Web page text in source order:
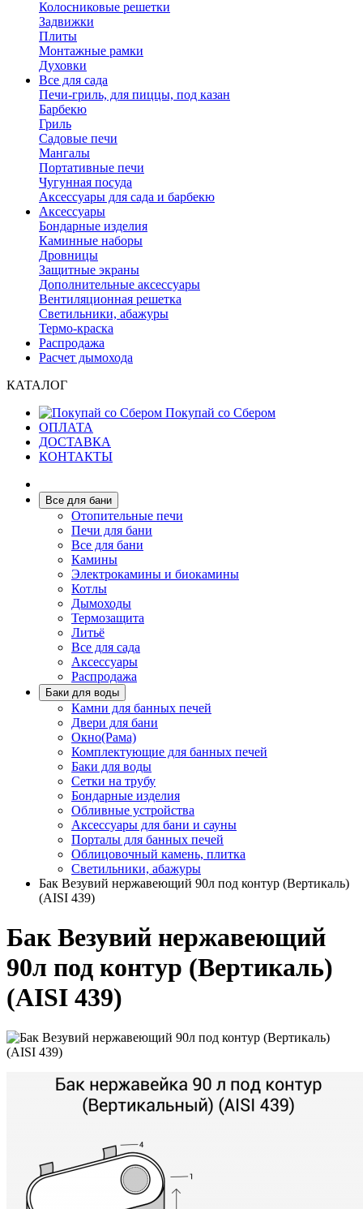
Колосниковые решетки
Задвижки
Плиты
Монтажные рамки
Духовки
Все для сада
Печи-гриль, для пиццы, под казан
Барбекю
Гриль
Садовые печи
Мангалы
Портативные печи
Чугунная посуда
Аксессуары для сада и барбекю
Аксессуары
Бондарные изделия
Каминные наборы
Дровницы
Защитные экраны
Дополнительные аксессуары
Вентиляционная решетка
Светильники, абажуры
Термо-краска
Распродажа
Расчет дымохода
КАТАЛОГ
Покупай со Сбером
ОПЛАТА
ДОСТАВКА
КОНТАКТЫ
Все для бани
Отопительные печи
Печи для бани
Все для бани
Камины
Электрокамины и биокамины
Котлы
Дымоходы
Термозащита
Литьё
Все для сада
Аксессуары
Распродажа
Баки для воды
Камни для банных печей
Двери для бани
Окно(Рама)
Комплектующие для банных печей
Баки для воды
Сетки на трубу
Бондарные изделия
Обливные устройства
Аксессуары для бани и сауны
Порталы для банных печей
Облицовочный камень, плитка
Светильники, абажуры
Бак Везувий нержавеющий 90л под контур (Вертикаль)
(AISI 439)
Бак Везувий нержавеющий
90л под контур (Вертикаль)
(AISI 439)